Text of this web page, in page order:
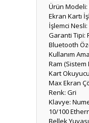
Ürün Modeli:
Ekran Kartı
İşlemci
Garanti Tipi:
Bluetooth
Kullanım
Ram (Sistem
Kart
Max Ekran
Renk: Gri
Klavye:
10/100
Bellek